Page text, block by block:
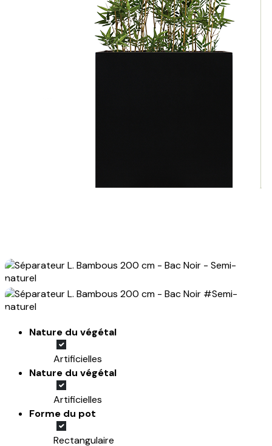
Nature du végétal
Artificielles
Nature du végétal
Artificielles
Forme du pot
Rectangulaire